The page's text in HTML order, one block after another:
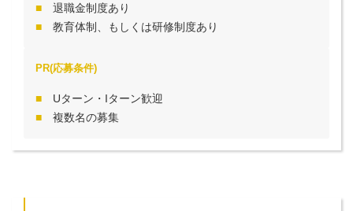
退職金制度あり
教育体制、もしくは研修制度あり
PR(応募条件)
Uターン・Iターン歓迎
複数名の募集